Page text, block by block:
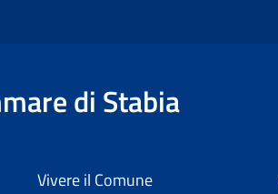
di Stabia
Vivere il Comune